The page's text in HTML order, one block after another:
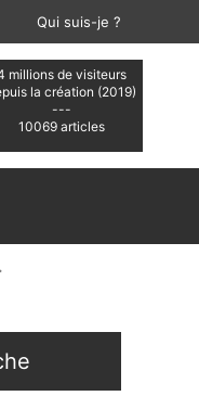
Qui suis-je ?
millions de visiteurs
la création (2019)
---
10069 articles